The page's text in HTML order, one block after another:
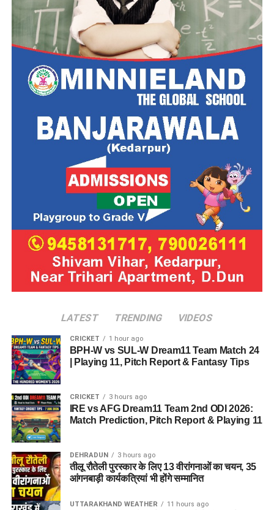
LATEST TRENDING VIDEOS
CRICKET 1 hour ago
BPH-W vs SUL-W Dream11 Team Match 24
| Playing 11, Pitch Report & Fantasy Tips
CRICKET 3 hours ago
IRE vs AFG Dream11 Team 2nd ODI 2026:
Match Prediction, Pitch Report & Playing 11
DEHRADUN 3 hours ago
तीलू रौतेली पुरस्कार के लिए 13 वीरांगनाओं का चयन, 35
आंगनबाड़ी कार्यकत्रियां भी होंगे सम्मानित
UTTARAKHAND WEATHER 11 hours ago